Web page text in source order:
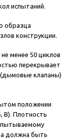
испытаний.
образца
конструкции.
менее 50 циклов
перекрывает
клапаны)
положении
В). Плотность
должна быть